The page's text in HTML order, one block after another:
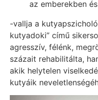
az emberekben
-vallja a
kutyadoki” című
agresszív, félénk,
százait rehabilitálta,
akik helytelen
kutyáik